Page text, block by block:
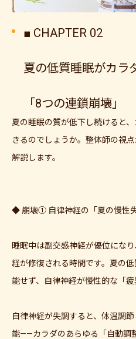
■ CHAPTER 02
夏の低質睡眠がカラ
「8つの連鎖崩壊」
夏の睡眠の質が低下し続けると
きるのでしょうか。整体師の視
解説します。
◆ 崩壊① 自律神経の「夏の慢性失
睡眠中は副交感神経が優位にな
経が修復される時間です。夏の
能せず、自律神経が慢性的な「疲
自律神経が失調すると、体温調
能——カラダのあらゆる「自動調